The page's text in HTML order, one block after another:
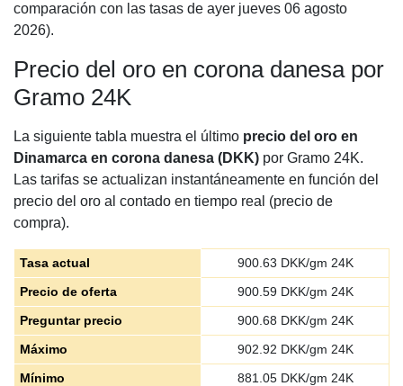
comparación con las tasas de ayer jueves 06 agosto
2026).
Precio del oro en corona danesa por
Gramo 24K
La siguiente tabla muestra el último precio del oro en
Dinamarca en corona danesa (DKK) por Gramo 24K.
Las tarifas se actualizan instantáneamente en función del
precio del oro al contado en tiempo real (precio de
compra).
Tasa actual 900.63 DKK/gm 24K
Precio de oferta
900.59DKK/gm 24K
Preguntar precio
900.68 DKK/gm 24K
Máximo
902.92 DKK/gm 24K
Mínimo
881.05DKK/gm 24K